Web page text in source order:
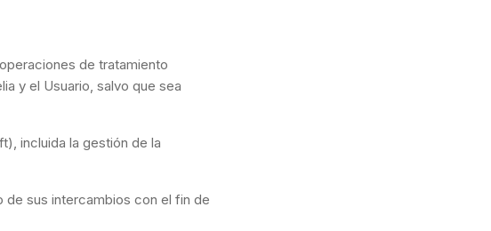
de tratamiento
y el Usuario, salvo que sea
incluida la gestión de la
de sus intercambios con el fin de